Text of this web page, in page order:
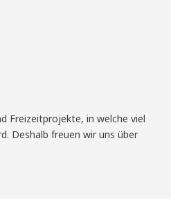
Freizeitprojekte, in welche viel
Deshalb freuen wir uns über